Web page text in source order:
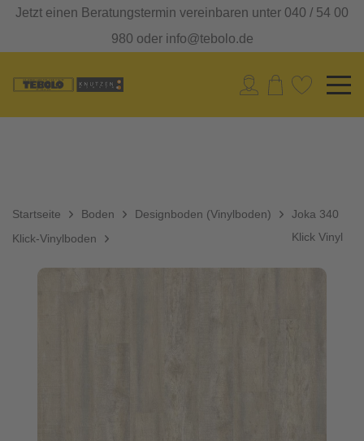
Jetzt einen Beratungstermin vereinbaren unter 040 / 54 00
980 oder info@tebolo.de
Startseite Boden
Designboden (Vinylboden)
Klick-Vinylboden
Joka 340
Klick Vinyl